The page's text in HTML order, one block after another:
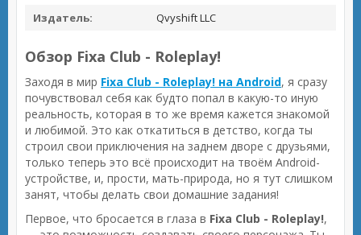
Издатель:
Qvyshift LLC
Обзор Fixa Club - Roleplay!
Заходя в мир Fixa Club - Roleplay! на Android, я сразу
почувствовал себя как будто попал в какую-то иную
реальность, которая в то же время кажется знакомой
и любимой. Это как откатиться в детство, когда ты
строил свои приключения на заднем дворе с друзьями,
только теперь это всё происходит на твоём Android-
устройстве, и, прости, мать-природа, но я тут слишком
занят, чтобы делать свои домашние задания!
Первое, что бросается в глаза в Fixa Club - Roleplay!,